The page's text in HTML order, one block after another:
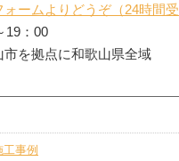
ォームよりどうぞ（24時間
19：00
市を拠点に和歌山県全域
工事例